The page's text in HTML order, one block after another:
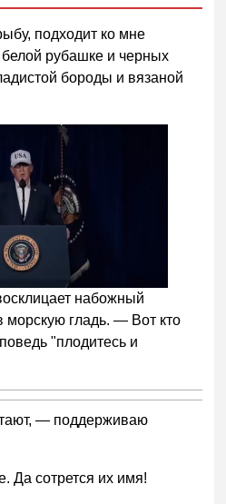
подходит ко мне
рубашке и черных
бороды и вязаной
Отмена
набожный
морскую гладь. — Вот кто
"плодитесь и
— поддерживаю
Да сотрется их имя!